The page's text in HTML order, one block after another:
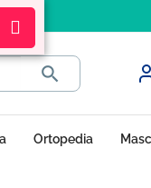

Ortopedia